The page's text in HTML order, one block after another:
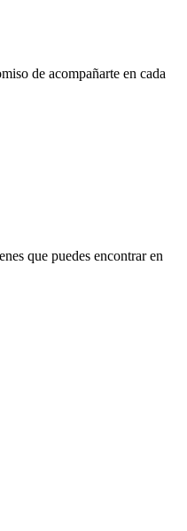
de acompañarte en cada
que puedes encontrar en